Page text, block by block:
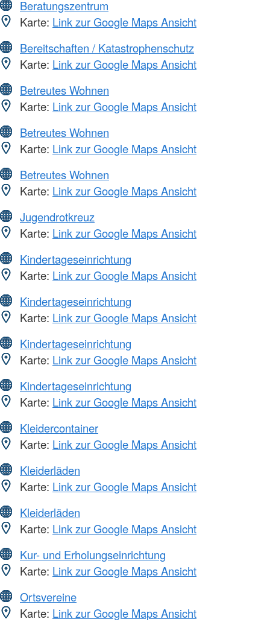
Beratungszentrum
Karte: Link zur Google Maps Ansicht
Bereitschaften / Katastrophenschutz
Karte: Link zur Google Maps Ansicht
Betreutes Wohnen
Karte: Link zur Google Maps Ansicht
Betreutes Wohnen
Karte: Link zur Google Maps Ansicht
Betreutes Wohnen
Karte: Link zur Google Maps Ansicht
Jugendrotkreuz
Karte: Link zur Google Maps Ansicht
Kindertageseinrichtung
Karte: Link zur Google Maps Ansicht
Kindertageseinrichtung
Karte: Link zur Google Maps Ansicht
Kindertageseinrichtung
Karte: Link zur Google Maps Ansicht
Kindertageseinrichtung
Karte: Link zur Google Maps Ansicht
Kleidercontainer
Karte: Link zur Google Maps Ansicht
Kleiderläden
Karte: Link zur Google Maps Ansicht
Kleiderläden
Karte: Link zur Google Maps Ansicht
Kur- und Erholungseinrichtung
Karte: Link zur Google Maps Ansicht
Ortsvereine
Karte: Link zur Google Maps Ansicht